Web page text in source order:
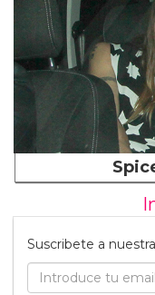
Suscribete a